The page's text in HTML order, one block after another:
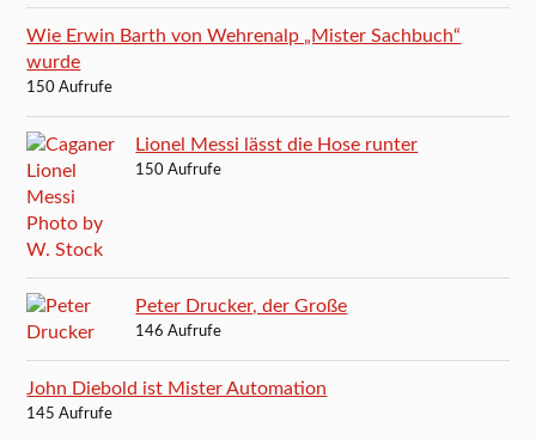
Wie Erwin Barth von Wehrenalp „Mister Sachbuch“
wurde
150 Aufrufe
Lionel Messi lässt die Hose runter
150 Aufrufe
Peter Drucker, der Große
146 Aufrufe
John Diebold ist Mister Automation
145 Aufrufe